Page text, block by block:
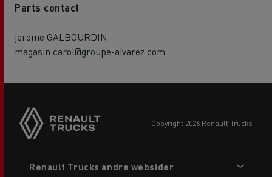
Parts contact
jerome GALBOURDIN
magasin.carol@groupe-alvarez.com
copyright 2026 Renault Trucks
menu
Renault Trucks andre websider